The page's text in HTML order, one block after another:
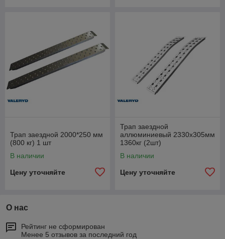
Трап заездной 2000*250 мм
(800 кг) 1 шт
В наличии
Цену уточняйте
Трап заездной
аллюминиевый 2330х305мм
1360кг (2шт)
В наличии
Цену уточняйте
О нас
Рейтинг не сформирован
Менее 5 отзывов за последний год